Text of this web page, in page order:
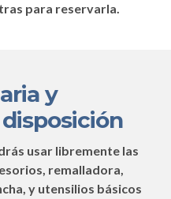
para reservarla.
y
usar libremente las
remalladora,
y utensilios básicos